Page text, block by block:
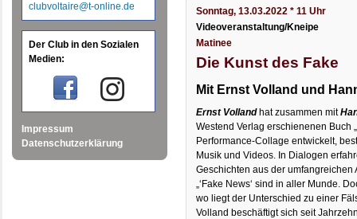
clubvoltaire@t-online.de
Der Club in den Sozialen
Medien:
Impressum
Datenschutzerklärung
Sonntag, 13.03.2022 * 11 Uhr
Videoveranstaltung/Kneipe
Matinee
Die Kunst des Fake
Mit Ernst Volland und
Ernst Vollandhat zusammen mit
Westend Verlag erschienenen Buch
Performance-Collage entwickelt,
Musik und Videos. In Dialogen
Geschichten aus der umfangreichen
„‘Fake News‘ sind in aller Munde.
wo liegt der Unterschied zu einer
Volland beschäftigt sich seit